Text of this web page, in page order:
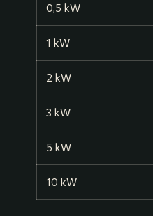
0,5 kW
1 kW
2 kW
3 kW
5 kW
10 kW